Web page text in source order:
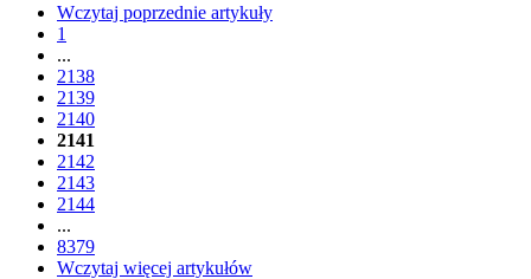
Wczytaj poprzednie artykuły
1
...
2138
2139
2140
2141
2142
2143
2144
...
8379
Wczytaj więcej artykułów